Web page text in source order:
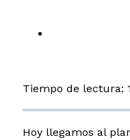
Tiempo de lectura:
Hoy llegamos al